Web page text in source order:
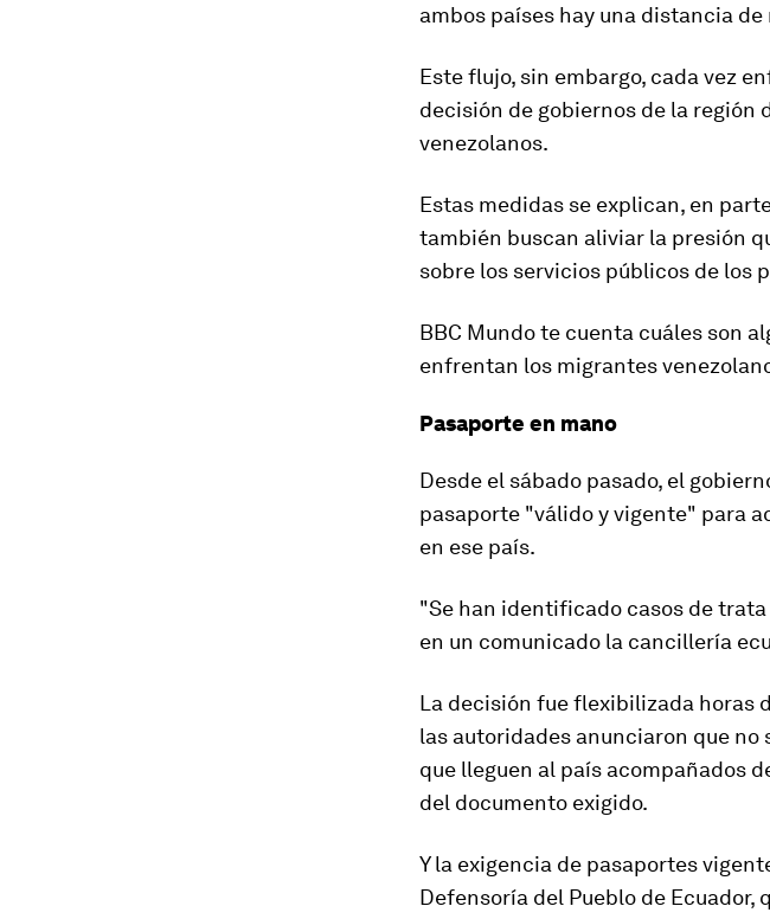
ambos países hay una distancia de
Este flujo, sin embargo, cada vez
decisión de gobiernos de la
venezolanos.
Estas medidas se explican, en
también buscan aliviar la presión
sobre los servicios públicos de los
BBC Mundo te cuenta cuáles son
enfrentan los migrantes
Pasaporte en mano
Desde el sábado pasado, el
pasaporte "válido y vigente" para
en ese país.
"Se han identificado casos de
en un comunicado la cancillería
La decisión fue flexibilizada horas
las autoridades anunciaron que
que lleguen al país acompañados
del documento exigido.
Y la exigencia de pasaportes
Defensoría del Pueblo de Ecuador,